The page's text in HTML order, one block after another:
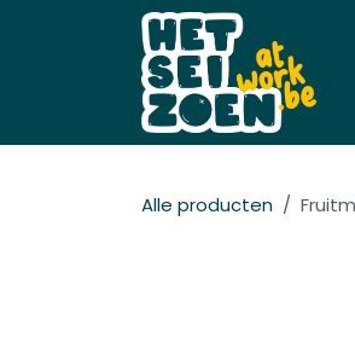
Overslaan naar inhoud
Alle producten